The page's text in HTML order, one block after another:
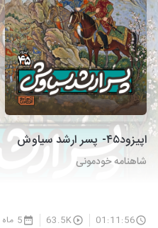
اپیزود۴۵- پسر ارشد سیاوش
شاهنامه خودمونی
01:11:56
63.5K 5 ماه پیش